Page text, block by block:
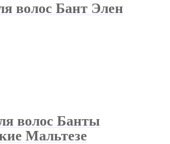
волос Бант Элен
волос Банты
Мальтезе